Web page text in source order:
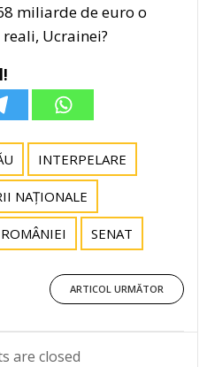
miliarde de euro o
Ucrainei?
INTERPELARE
NAȚIONALE
SENAT
Post
navigation
ARTICOL URMĂTOR
are closed